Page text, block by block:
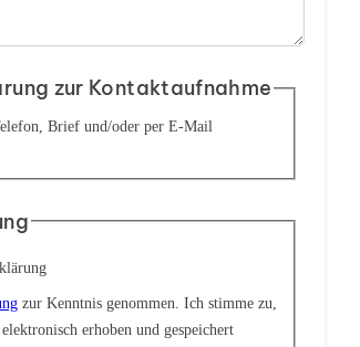
zur Kontaktaufnahme
Brief und/oder per E-Mail
zur Kenntnis genommen. Ich stimme zu,
erhoben und gespeichert